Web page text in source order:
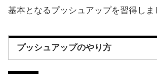
基本となるプッシュアップを習得しま
プッシュアップのやり方